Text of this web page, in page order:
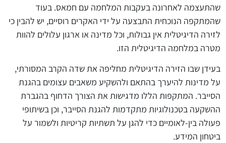
שהתעצמה לאחרונה בעקבות המלחמה עם חמאס. בעוד
שהמתקפה הנוכחית התבצעה על ידי האקרים רוסיים, יש להבין כי
לזירה הדיגיטלית אין גבולות, וכל מדינה או ארגון עלולים להוות
מטרה במלחמה הדיגיטלית הזו.
בעידן שבו הזירה הדיגיטלית מחליפה את שדה הקרב המסורתי,
על מדינות להיערך בהתאם ולהשקיע משאבים עצומים בהגנת
הסייבר. המתקפות הללו מדגישות את הצורך הדחוף בהגברת
ההשקעה בטכנולוגיות מתקדמות להגנת הסייבר, וכן בשיתופי
פעולה בין-לאומיים כדי להגן על תשתיות קריטיות ולשמור על
ביטחון המידע.